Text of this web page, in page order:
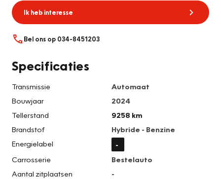
Ik heb interesse
Bel ons op 034-8451203
Specificaties
Transmissie
Automaat
Bouwjaar
2024
Tellerstand
9258 km
Brandstof
Hybride - Benzine
Energielabel
-
Carrosserie
Bestelauto
Aantal zitplaatsen
-